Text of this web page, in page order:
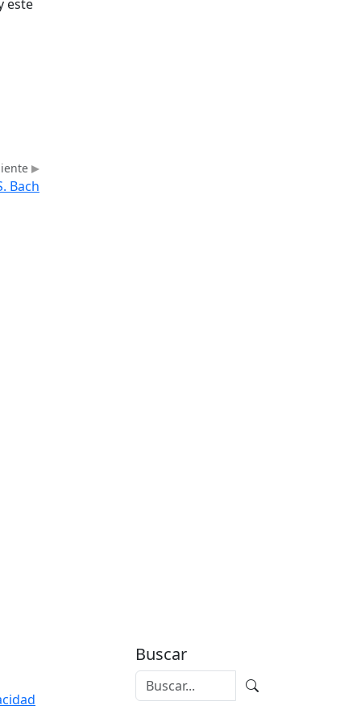
este
Bach
Buscar